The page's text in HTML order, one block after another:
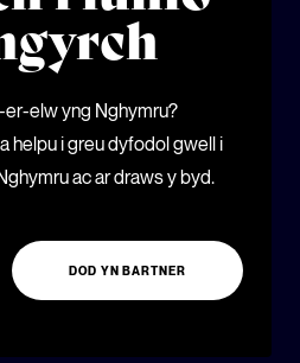
er-elw yng Nghymru?
helpu i greu dyfodol gwell i
ac ar draws y byd.
DOD YN BARTNER